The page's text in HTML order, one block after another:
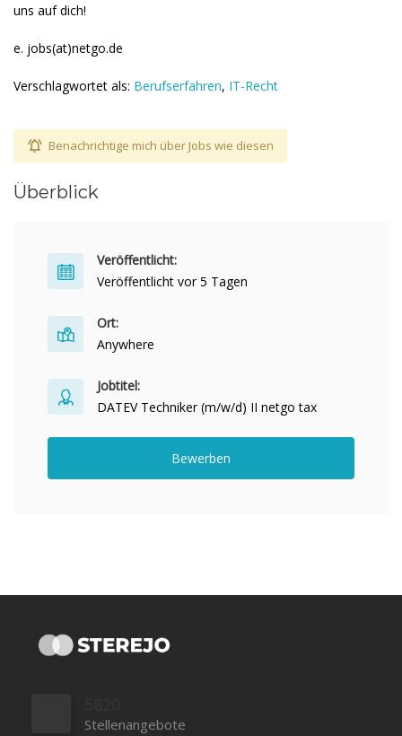
uns auf dich!
e. jobs(at)netgo.de
Verschlagwortet als: Berufserfahren, IT-Recht
Benachrichtige mich über Jobs wie diesen
Überblick
Veröffentlicht:
Veröffentlicht vor 5 Tagen
Ort:
Anywhere
Jobtitel:
DATEV Techniker (m/w/d) II netgo tax
Bewerben
Stellenangebote